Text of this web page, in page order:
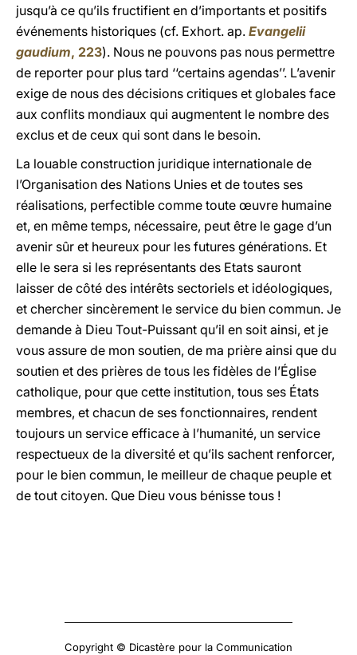
jusqu’à ce qu’ils fructifient en d’importants et positifs
événements historiques (cf. Exhort. ap. Evangelii
gaudium, 223). Nous ne pouvons pas nous permettre
de reporter pour plus tard ‘‘certains agendas’’. L’avenir
exige de nous des décisions critiques et globales face
aux conflits mondiaux qui augmentent le nombre des
exclus et de ceux qui sont dans le besoin.
La louable construction juridique internationale de
l’Organisation des Nations Unies et de toutes ses
réalisations, perfectible comme toute œuvre humaine
et, en même temps, nécessaire, peut être le gage d’un
avenir sûr et heureux pour les futures générations. Et
elle le sera si les représentants des Etats sauront
laisser de côté des intérêts sectoriels et idéologiques,
et chercher sincèrement le service du bien commun. Je
demande à Dieu Tout-Puissant qu’il en soit ainsi, et je
vous assure de mon soutien, de ma prière ainsi que du
soutien et des prières de tous les fidèles de l’Église
catholique, pour que cette institution, tous ses États
membres, et chacun de ses fonctionnaires, rendent
toujours un service efficace à l’humanité, un service
respectueux de la diversité et qu’ils sachent renforcer,
pour le bien commun, le meilleur de chaque peuple et
de tout citoyen. Que Dieu vous bénisse tous !
Copyright © Dicastère pour la Communication